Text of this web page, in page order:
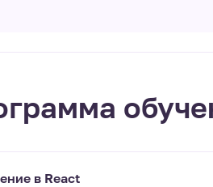
в React